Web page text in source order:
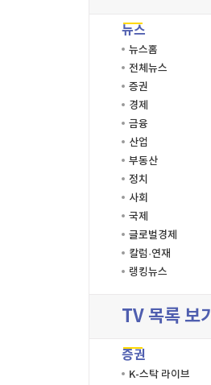
뉴스
뉴스홈
전체뉴스
증권
경제
금융
산업
부동산
정치
사회
국제
글로벌경제
칼럼·연재
랭킹뉴스
TV 목록 보기
증권
K-스탁 라이브